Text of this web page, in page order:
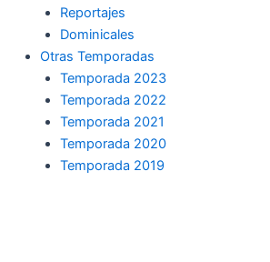
Reportajes
Dominicales
Otras Temporadas
Temporada 2023
Temporada 2022
Temporada 2021
Temporada 2020
Temporada 2019